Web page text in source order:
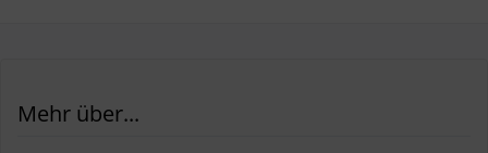
Mehr über...